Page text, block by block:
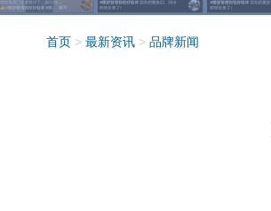
首页 > 最新资讯 > 品牌新闻